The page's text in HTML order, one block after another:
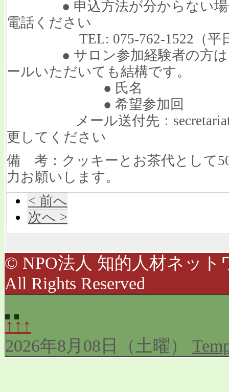
● 申込方法が分からない場合
電話ください
TEL: 075-762-1522（平日
● サロン参加経験者の方は、
ールいただいても結構です。
● 氏名
● 希望参加回
メール送付先：
更してください
備 考：クッキーとお茶代として
力お願いします。
< 前へ
次へ >
© NPO法人 知的人材ネット
All Rights Reserved
↑↑↑
2026年8月08日（土曜）